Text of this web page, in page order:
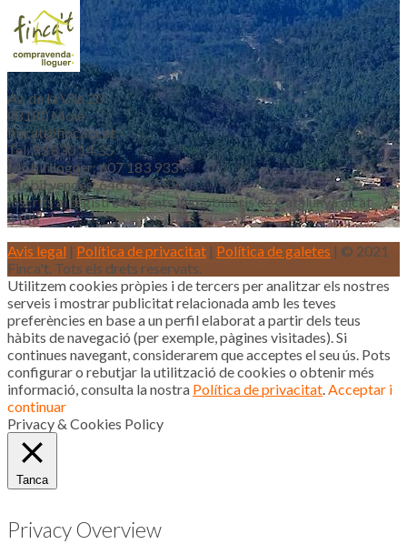
Av. de la Vila 20
08180 Moià
fincat@fincat.cat
Tel. 93 830 14 35
Mòbil lloguer: 607 183 933
Mòbil vendes: 646 853 559
Inscrits al registre d’agents immobiliaris de Catalunya aicat
4188
Avis legal | Política de privacitat | Política de galetes | © 2021
Finca't. Tots els drets reservats.
Utilitzem cookies pròpies i de tercers per analitzar els nostres
serveis i mostrar publicitat relacionada amb les teves
preferències en base a un perfil elaborat a partir dels teus
hàbits de navegació (per exemple, pàgines visitades). Si
continues navegant, considerarem que acceptes el seu ús. Pots
configurar o rebutjar la utilització de cookies o obtenir més
informació, consulta la nostra Política de privacitat Acceptar i
continuar
Privacy & Cookies Policy
Tanca
Privacy Overview